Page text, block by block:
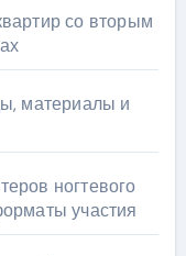
со вторым
материалы и
ногтевого
участия